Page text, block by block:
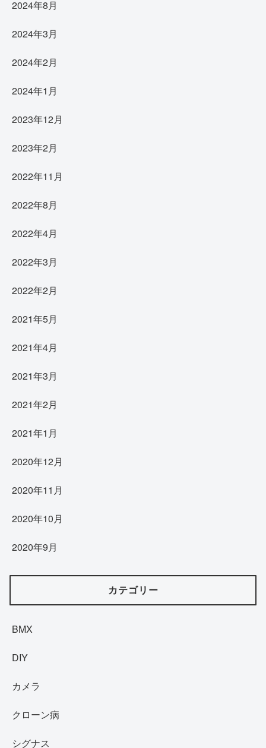
2024年8月
2024年3月
2024年2月
2024年1月
2023年12月
2023年2月
2022年11月
2022年8月
2022年4月
2022年3月
2022年2月
2021年5月
2021年4月
2021年3月
2021年2月
2021年1月
2020年12月
2020年11月
2020年10月
2020年9月
カテゴリー
BMX
DIY
カメラ
クローン病
シグナス